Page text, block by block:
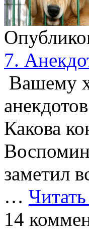
7.
Вашему
Какова
заметил
…
14